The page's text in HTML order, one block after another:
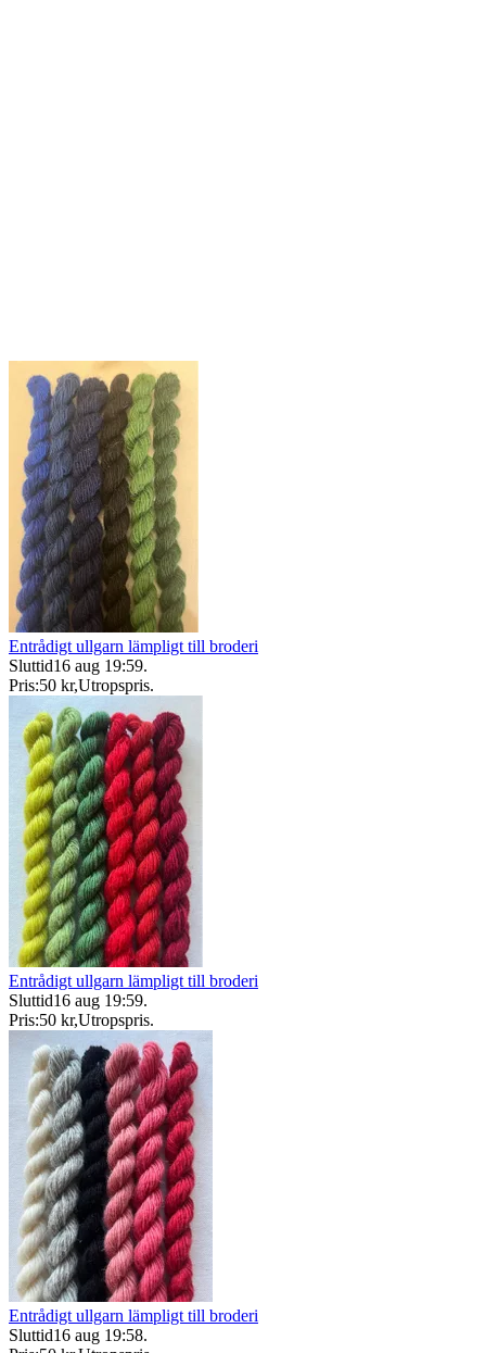
Entrådigt ullgarn lämpligt till broderi
Sluttid16 aug 19:59.
Pris:50 kr,Utropspris.
Entrådigt ullgarn lämpligt till broderi
Sluttid16 aug 19:59.
Pris:50 kr,Utropspris.
Entrådigt ullgarn lämpligt till broderi
Sluttid16 aug 19:58.